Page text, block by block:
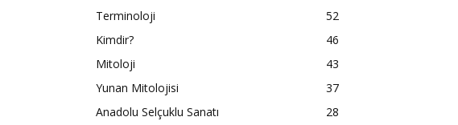
Terminoloji
52
Kimdir?
46
Mitoloji
43
Yunan Mitolojisi
37
Anadolu Selçuklu Sanatı
28